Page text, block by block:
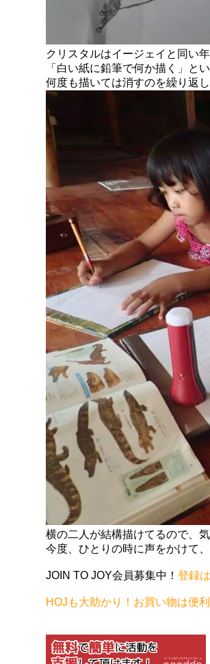
クリスタルはイージェイと同い
「白い紙に鉛筆で何か描く」と
何度も描いては消すのを繰り返
横の二人が結構描けてるので、
今度、ひとりの時に声をかけて
JOIN TO JOY会員募集中！登録
HOJも大助かり！お買い物は便